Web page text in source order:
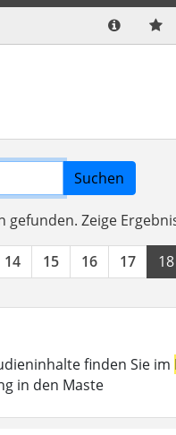
Suchen
gefunden. Zeige
14 15 16 17 18
finden Sie im
in den Maste